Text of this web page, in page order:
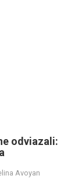
odviazali:
Avoyan